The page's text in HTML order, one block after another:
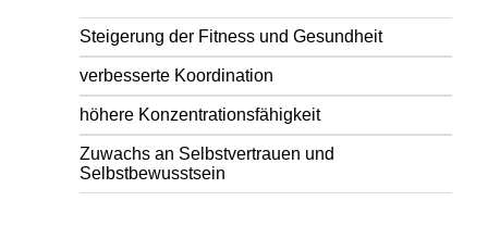
Steigerung der Fitness und Gesundheit
verbesserte Koordination
höhere Konzentrationsfähigkeit
Zuwachs an Selbstvertrauen und
Selbstbewusstsein